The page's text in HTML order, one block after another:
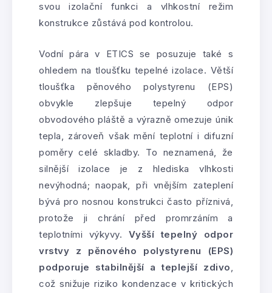
svou izolační funkci a vlhkostní režim
konstrukce zůstává pod kontrolou.
Vodní pára v ETICS se posuzuje také s
ohledem na tloušťku tepelné izolace. Větší
tloušťka pěnového polystyrenu (EPS)
obvykle zlepšuje tepelný odpor
obvodového pláště a výrazně omezuje únik
tepla, zároveň však mění teplotní i difuzní
poměry celé skladby. To neznamená, že
silnější izolace je z hlediska vlhkosti
nevýhodná; naopak, při vnějším zateplení
bývá pro nosnou konstrukci často příznivá,
protože ji chrání před promrzáním a
teplotními výkyvy. Vyšší tepelný odpor
vrstvy z pěnového polystyrenu (EPS)
podporuje stabilnější a teplejší zdivo,
což snižuje riziko kondenzace v kritických